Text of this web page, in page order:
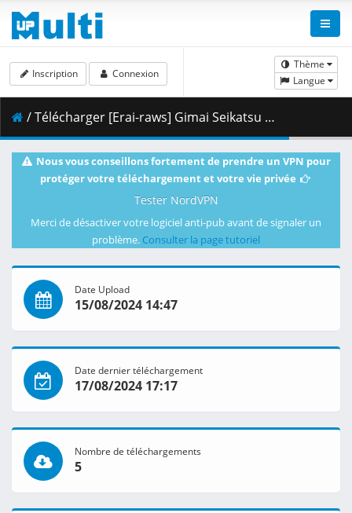
Thème
Langue
Inscription Connexion
/ Télécharger [Erai-raws] Gimai Seikatsu - 07 [1080p][Multiple Subtitle][5A2D875B].mkv.001 ( 463.56 MB )
Nous vous conseillons fortement de prendre un VPN pour
protéger votre téléchargement et votre vie privée
Tester NordVPN
Merci de désactiver votre logiciel anti-pub avant de signaler un
problème. Consulter la page tutoriel
Date Upload
15/08/2024 14:47
Date dernier téléchargement
17/08/2024 17:17
Nombre de téléchargements
5